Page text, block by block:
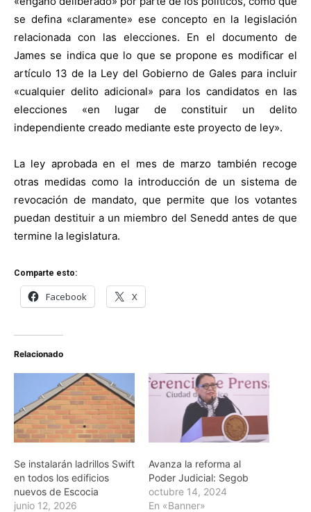
se defina «claramente» ese concepto en la legislación
relacionada con las elecciones. En el documento de
James se indica que lo que se propone es modificar el
artículo 13 de la Ley del Gobierno de Gales para incluir
«cualquier delito adicional» para los candidatos en las
elecciones «en lugar de constituir un delito
independiente creado mediante este proyecto de ley».
La ley aprobada en el mes de marzo también recoge
otras medidas como la introducción de un sistema de
revocación de mandato, que permite que los votantes
puedan destituir a un miembro del Senedd antes de que
termine la legislatura.
Comparte esto:
Facebook X
Relacionado
Se instalarán ladrillos Swift
en todos los edificios
nuevos de Escocia
junio 12, 2026
Avanza la reforma al
Poder Judicial: Segob
octubre 14, 2024
En «Banner»